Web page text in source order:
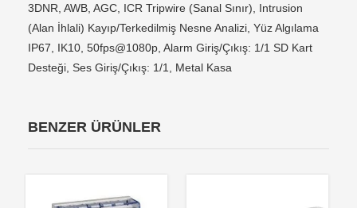
3DNR, AWB, AGC, ICR Tripwire (Sanal Sınır), Intrusion
(Alan İhlali) Kayıp/Terkedilmiş Nesne Analizi, Yüz Algılama
IP67, IK10, 50fps@1080p, Alarm Giriş/Çıkış: 1/1 SD Kart
Desteği, Ses Giriş/Çıkış: 1/1, Metal Kasa
BENZER ÜRÜNLER